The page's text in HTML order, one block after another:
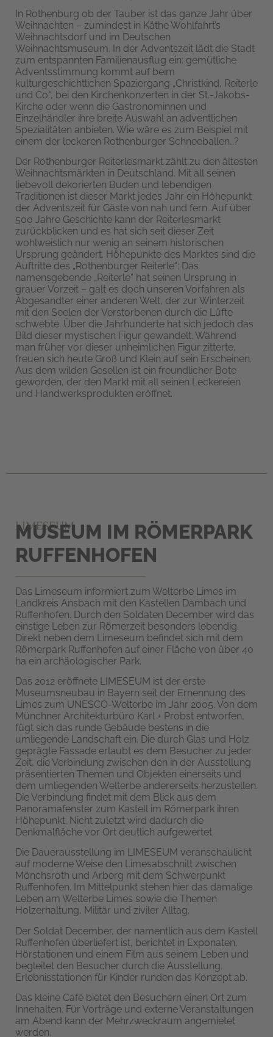
In Rothenburg ob der Tauber ist das ganze Jahr über
Weihnachten – zumindest in Käthe Wohlfahrt’s
Weihnachtsdorf und im Deutschen
Weihnachtsmuseum. In der Adventszeit lädt die Stadt
zum entspannten Familienausflug ein: gemütliche
Adventsstimmung kommt auf beim
kulturgeschichtlichen Spaziergang „Christkind, Reiterle
und Co.“, bei den Kirchenkonzerten in der St.-Jakobs-
Kirche oder wenn die Gastronominnen und
Einzelhändler ihre breite Auswahl an adventlichen
Spezialitäten anbieten. Wie wäre es zum Beispiel mit
einem der leckeren Rothenburger Schneeballen…?
Der Rothenburger Reiterlesmarkt zählt zu den ältesten
Weihnachtsmärkten in Deutschland. Mit all seinen
liebevoll dekorierten Buden und lebendigen
Traditionen ist dieser Markt jedes Jahr ein Höhepunkt
der Adventszeit für Gäste von nah und fern. Auf über
500 Jahre Geschichte kann der Reiterlesmarkt
zurückblicken und es hat sich seit dieser Zeit
wohlweislich nur wenig an seinem historischen
Ursprung geändert. Höhepunkte des Marktes sind die
Auftritte des „Rothenburger Reiterle“: Das
namensgebende „Reiterle“ hat seinen Ursprung in
grauer Vorzeit – galt es doch unseren Vorfahren als
Abgesandter einer anderen Welt, der zur Winterzeit
mit den Seelen der Verstorbenen durch die Lüfte
schwebte. Über die Jahrhunderte hat sich jedoch das
Bild dieser mystischen Figur gewandelt. Während
man früher vor dieser unheimlichen Figur zitterte,
freuen sich heute Groß und Klein auf sein Erscheinen.
Aus dem wilden Gesellen ist ein freundlicher Bote
geworden, der den Markt mit all seinen Leckereien
und Handwerksprodukten eröffnet.
LIMESEUM
MUSEUM IM RÖMERPARK
RUFFENHOFEN
Das Limeseum informiert zum Welterbe Limes im
Landkreis Ansbach mit den Kastellen Dambach und
Ruffenhofen. Durch den Soldaten December wird das
einstige Leben zur Römerzeit besonders lebendig.
Direkt neben dem Limeseum befindet sich mit dem
Römerpark Ruffenhofen auf einer Fläche von über 40
ha ein archäologischer Park.
Das 2012 eröffnete LIMESEUM ist der erste
Museumsneubau in Bayern seit der Ernennung des
Limes zum UNESCO-Welterbe im Jahr 2005. Von dem
Münchner Architekturbüro Karl + Probst entworfen,
fügt sich das runde Gebäude bestens in die
umliegende Landschaft ein. Die durch Glas und Holz
geprägte Fassade erlaubt es dem Besucher zu jeder
Zeit, die Verbindung zwischen den in der Ausstellung
präsentierten Themen und Objekten einerseits und
dem umliegenden Welterbe andererseits herzustellen.
Die Verbindung findet mit dem Blick aus dem
Panoramafenster zum Kastell im Römerpark ihren
Höhepunkt. Nicht zuletzt wird dadurch die
Denkmalfläche vor Ort deutlich aufgewertet.
Die Dauerausstellung im LIMESEUM veranschaulicht
auf moderne Weise den Limesabschnitt zwischen
Mönchsroth und Arberg mit dem Schwerpunkt
Ruffenhofen. Im Mittelpunkt stehen hier das damalige
Leben am Welterbe Limes sowie die Themen
Holzerhaltung, Militär und ziviler Alltag.
Der Soldat December, der namentlich aus dem Kastell
Ruffenhofen überliefert ist, berichtet in Exponaten,
Hörstationen und einem Film aus seinem Leben und
begleitet den Besucher durch die Ausstellung.
Erlebnisstationen für Kinder runden das Konzept ab.
Das kleine Café bietet den Besuchern einen Ort zum
Innehalten. Für Vorträge und externe Veranstaltungen
am Abend kann der Mehrzweckraum angemietet
werden.